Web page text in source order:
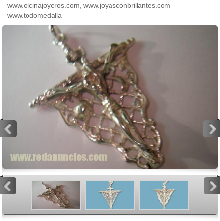
www.olcinajoyeros.com, www.joyasconbrillantes.com
www.todomedalla